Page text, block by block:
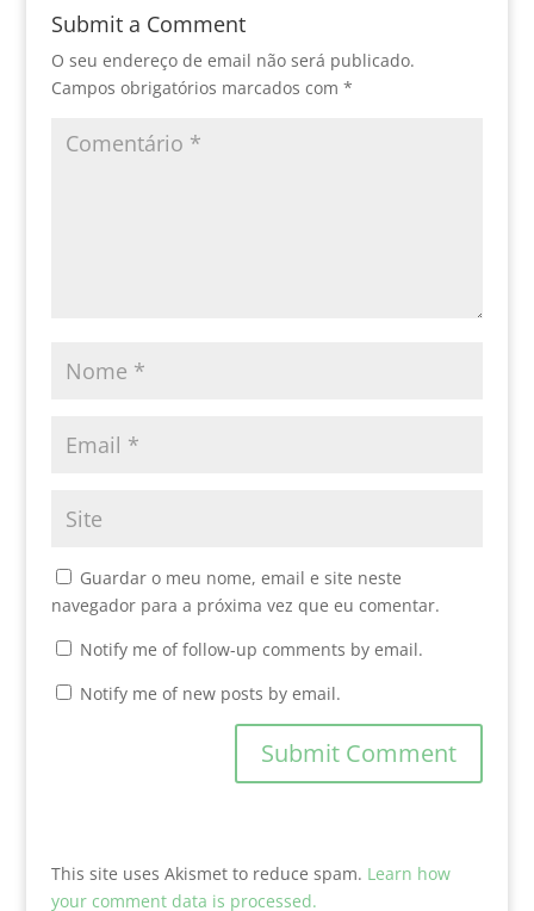
Submit a Comment
O seu endereço de email não será publicado.
Campos obrigatórios marcados com *
Guardar o meu nome, email e site neste
navegador para a próxima vez que eu comentar.
Notify me of follow-up comments by email.
Notify me of new posts by email.
This site uses Akismet to reduce spam. Learn how
your comment data is processed.